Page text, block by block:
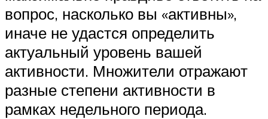
вопрос, насколько вы «активны»,
иначе не удастся определить
актуальный уровень вашей
активности. Множители отражают
разные степени активности в
рамках недельного периода.